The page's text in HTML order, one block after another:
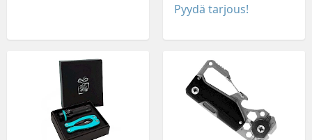
Pyydä tarjous!